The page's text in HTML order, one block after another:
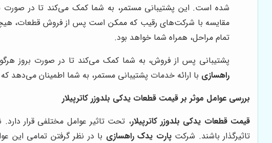
شده است. این پشتیبانی مستمر، به شما کمک می‌کند تا در صورت
مقایسه با شرکت‌های رقیب که ممکن است پس از فروش قطعات،
تمام مراحل، همراه شما خواهد بود.
پشتیبانی پس از فروش، به شما کمک می‌کند تا در صورت بروز
راهسازی با ارائه خدمات پشتیبانی مستمر، به شما اطمینان می‌دهد
بررسی عوامل موثر بر قیمت قطعات یدکی بلدوزر کاترپیلار
قیمت قطعات یدکی بلدوزر کاترپیلار، تحت تاثیر عوامل مختلفی قرار
تاثیرگذار باشند. شرکتپارت یدک راهسازی با در نظر گرفتن تمامی این